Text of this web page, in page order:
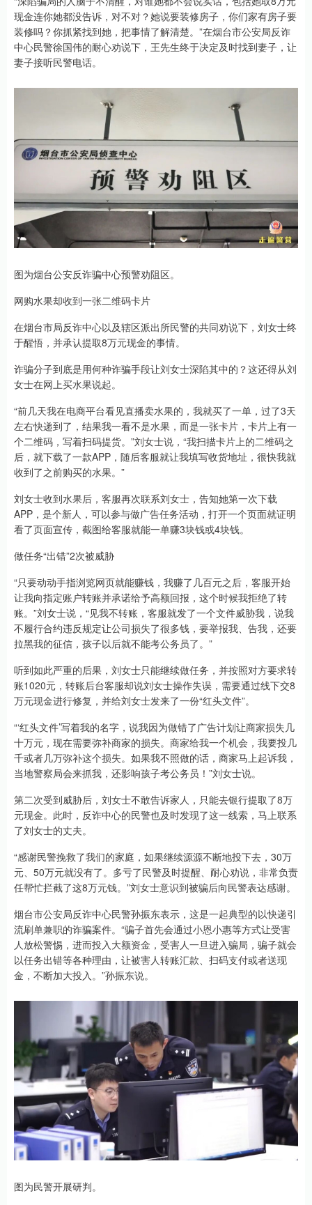
现金连你她都没告诉，对不对？她说要装修房子，你们家有房子要
装修吗？你抓紧找到她，把事情了解清楚。”在烟台市公安局反诈
中心民警徐国伟的耐心劝说下，王先生终于决定及时找到妻子，让
妻子接听民警电话。
图为烟台公安反诈骗中心预警劝阻区。
网购水果却收到一张二维码卡片
在烟台市局反诈中心以及辖区派出所民警的共同劝说下，刘女士终
于醒悟，并承认提取8万元现金的事情。
诈骗分子到底是用何种诈骗手段让刘女士深陷其中的？这还得从刘
女士在网上买水果说起。
“前几天我在电商平台看见直播卖水果的，我就买了一单，过了3天
左右快递到了，结果我一看不是水果，而是一张卡片，卡片上有一
个二维码，写着扫码提货。”刘女士说，“我扫描卡片上的二维码之
后，就下载了一款APP，随后客服就让我填写收货地址，很快我就
收到了之前购买的水果。”
刘女士收到水果后，客服再次联系刘女士，告知她第一次下载
APP，是个新人，可以参与做广告任务活动，打开一个页面就证明
看了页面宣传，截图给客服就能一单赚3块钱或4块钱。
做任务“出错”2次被威胁
“只要动动手指浏览网页就能赚钱，我赚了几百元之后，客服开始
让我向指定账户转账并承诺给予高额回报，这个时候我拒绝了转
账。”刘女士说，“见我不转账，客服就发了一个文件威胁我，说我
不履行合约违反规定让公司损失了很多钱，要举报我、告我，还要
拉黑我的征信，孩子以后就不能考公务员了。”
听到如此严重的后果，刘女士只能继续做任务，并按照对方要求转
账1020元，转账后台客服却说刘女士操作失误，需要通过线下交8
万元现金进行修复，并给刘女士发来了一份“红头文件”。
“‘红头文件’写着我的名字，说我因为做错了广告计划让商家损失几
十万元，现在需要弥补商家的损失。商家给我一个机会，我要投几
千或者几万弥补这个损失。如果我不照做的话，商家马上起诉我，
当地警察局会来抓我，还影响孩子考公务员！”刘女士说。
第二次受到威胁后，刘女士不敢告诉家人，只能去银行提取了8万
元现金。此时，反诈中心的民警也及时发现了这一线索，马上联系
了刘女士的丈夫。
“感谢民警挽救了我们的家庭，如果继续源源不断地投下去，30万
元、50万元就没有了。多亏了民警及时提醒、耐心劝说，非常负责
任帮忙拦截了这8万元钱。”刘女士意识到被骗后向民警表达感谢。
烟台市公安局反诈中心民警孙振东表示，这是一起典型的以快递引
流刷单兼职的诈骗案件。“骗子首先会通过小恩小惠等方式让受害
人放松警惕，进而投入大额资金，受害人一旦进入骗局，骗子就会
以任务出错等各种理由，让被害人转账汇款、扫码支付或者送现
金，不断加大投入。”孙振东说。
图为民警开展研判。